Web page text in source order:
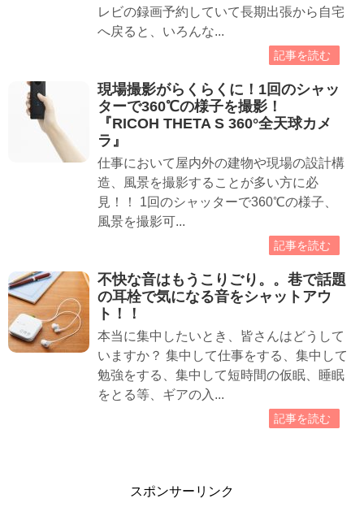
レビの録画予約していて長期出張から自宅
へ戻ると、いろんな...
記事を読む
現場撮影がらくらくに！1回のシャッ
ターで360℃の様子を撮影！
『RICOH THETA S 360°全天球カメ
ラ』
仕事において屋内外の建物や現場の設計構
造、風景を撮影することが多い方に必
見！！ 1回のシャッターで360℃の様子、
風景を撮影可...
記事を読む
不快な音はもうこりごり。。巷で話題
の耳栓で気になる音をシャットアウ
ト！！
本当に集中したいとき、皆さんはどうして
いますか？ 集中して仕事をする、集中して
勉強をする、集中して短時間の仮眠、睡眠
をとる等、ギアの入...
記事を読む
スポンサーリンク